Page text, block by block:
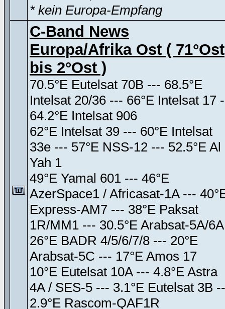
* kein Europa-Empfang
C-Band News
Europa/Afrika Ost ( 71°Ost
bis 2°Ost )
70.5°E Eutelsat 70B --- 68.5°E
Intelsat 20/36 --- 66°E Intelsat 17
64.2°E Intelsat 906
62°E Intelsat 39 --- 60°E Intelsat
33e --- 57°E NSS-12 --- 52.5°E Al
Yah 1
49°E Yamal 601 --- 46°E
AzerSpace1 / Africasat-1A ---
Express-AM7 --- 38°E Paksat
1R/MM1 --- 30.5°E Arabsat-5A/6A
26°E BADR 4/5/6/7/8 --- 20°E
Arabsat-5C --- 17°E Amos 17
10°E Eutelsat 10A --- 4.8°E Astra
4A / SES-5 --- 3.1°E Eutelsat 3B
2.9°E Rascom-QAF1R